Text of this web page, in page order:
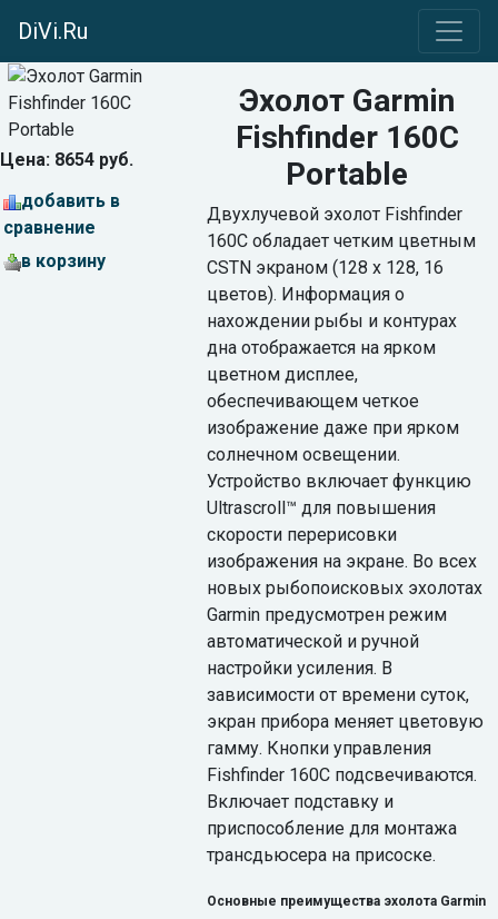
DiVi.Ru
Цена: 8654 руб.
добавить в
сравнение
в корзину
Эхолот Garmin
Fishfinder 160C
Portable
Двухлучевой эхолот Fishfinder
160C обладает четким цветным
CSTN экраном (128 x 128, 16
цветов). Информация о
нахождении рыбы и контурах
дна отображается на ярком
цветном дисплее,
обеспечивающем четкое
изображение даже при ярком
солнечном освещении.
Устройство включает функцию
Ultrascroll™ для повышения
скорости перерисовки
изображения на экране. Во всех
новых рыбопоисковых эхолотах
Garmin предусмотрен режим
автоматической и ручной
настройки усиления. В
зависимости от времени суток,
экран прибора меняет цветовую
гамму. Кнопки управления
Fishfinder 160C подсвечиваются.
Включает подставку и
приспособление для монтажа
трансдьюсера на присоске.
Основные преимущества эхолота Garmin